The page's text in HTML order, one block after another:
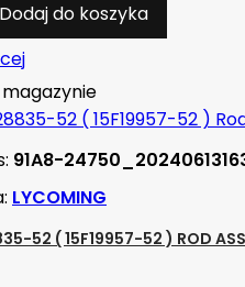
Dodaj do koszyka
91A8-
LYCOMING
52 ( 15F19957-52 ) ROD